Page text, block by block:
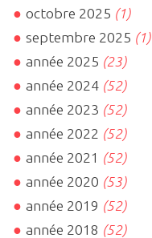
octobre 2025 (1)
septembre 2025 (1)
année 2025 (23)
année 2024 (52)
année 2023 (52)
année 2022 (52)
année 2021 (52)
année 2020 (53)
année 2019 (52)
année 2018 (52)